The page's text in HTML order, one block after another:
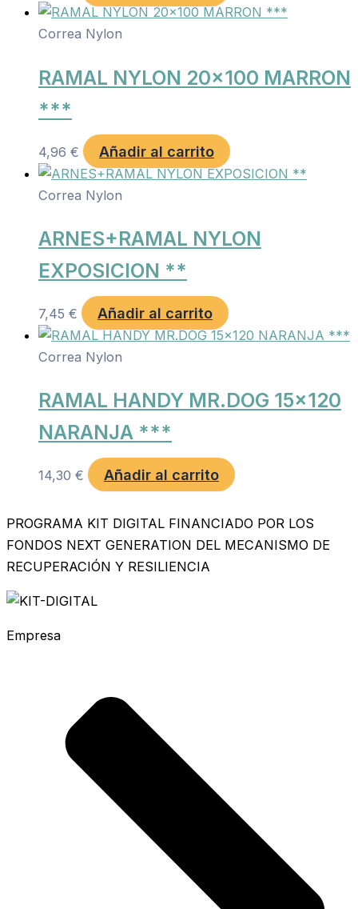
Correa Nylon
RAMAL NYLON 20×100 MARRON
***
4,96 € Añadir al carrito
Correa Nylon
ARNES+RAMAL NYLON
EXPOSICION **
7,45 € Añadir al carrito
Correa Nylon
RAMAL HANDY MR.DOG 15×120
NARANJA ***
14,30 € Añadir al carrito
PROGRAMA KIT DIGITAL FINANCIADO POR LOS
FONDOS NEXT GENERATION DEL MECANISMO DE
RECUPERACIÓN Y RESILIENCIA
Empresa